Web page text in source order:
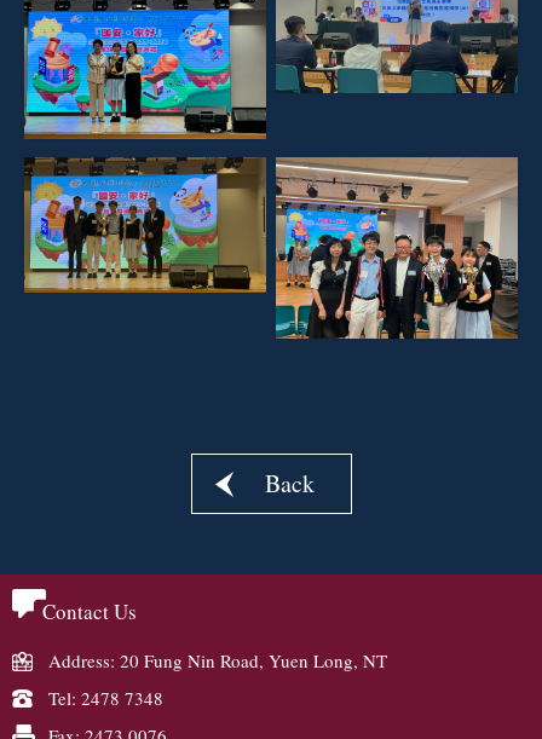
Back
Contact Us
Address: 20 Fung Nin Road, Yuen Long, NT
Tel: 2478 7348